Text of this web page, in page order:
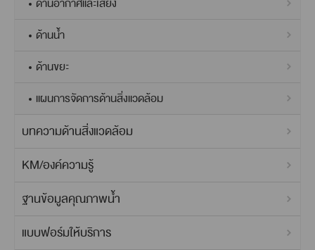
ด้านอากาศและเสียง
ด้านน้ำ
ด้านขยะ
แผนการจัดการด้านสิ่งแวดล้อม
บทความด้านสิ่งแวดล้อม
KM/องค์ความรู้
ฐานข้อมูลคุณภาพน้ำ
แบบฟอร์มให้บริการ